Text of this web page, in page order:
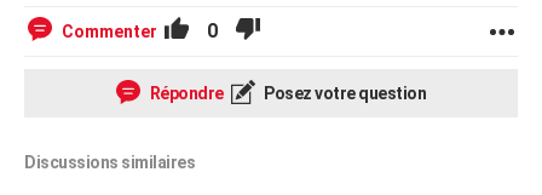
Commenter 0
Répondre Posez votre question
Discussions similaires